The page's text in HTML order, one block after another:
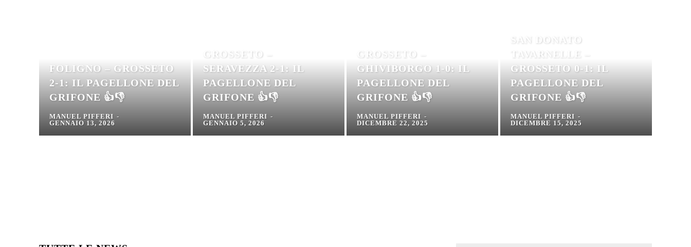
FOLIGNO – GROSSETO
2-1: IL PAGELLONE DEL
GRIFONE 👍👎
MANUEL PIFFERI -
GENNAIO 13, 2026
GROSSETO –
SERAVEZZA 2-1: IL
PAGELLONE DEL
GRIFONE 👍👎
MANUEL PIFFERI -
GENNAIO 5, 2026
GROSSETO –
GHIVIBORGO 1-0: IL
PAGELLONE DEL
GRIFONE 👍👎
MANUEL PIFFERI -
DICEMBRE 22, 2025
SAN DONATO
TAVARNELLE –
GROSSETO 0-1: IL
PAGELLONE DEL
GRIFONE 👍👎
MANUEL PIFFERI -
DICEMBRE 15, 2025